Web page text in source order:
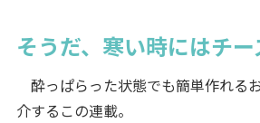
そうだ、寒い時にはチー
酔っぱらった状態でも簡単作れる
介するこの連載。